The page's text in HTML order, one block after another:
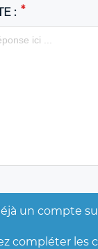
:
un compte
compléter les